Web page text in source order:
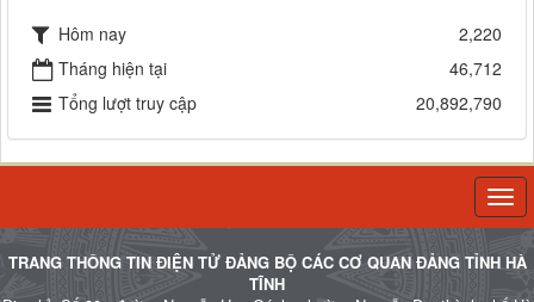
Hôm nay
2,220
Tháng hiện tại
46,712
Tổng lượt truy cập
20,892,790
TRANG THÔNG TIN ĐIỆN TỬ ĐẢNG BỘ CÁC CƠ QUAN ĐẢNG TỈNH HÀ
TĨNH